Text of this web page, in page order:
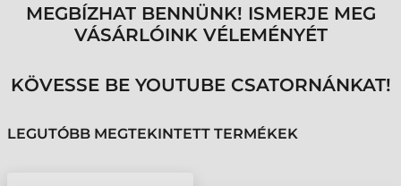
MEGBÍZHAT BENNÜNK! ISMERJE MEG
VÁSÁRLÓINK VÉLEMÉNYÉT
KÖVESSE BE YOUTUBE CSATORNÁNKAT!
LEGUTÓBB MEGTEKINTETT TERMÉKEK